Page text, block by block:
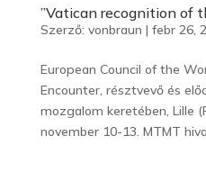
”Vatican recognition of
Szerző: vonbraun | febr 26,
European Council of the
Encounter, résztvevő és
mozgalom keretében, Lille
november 10-13. MTMT